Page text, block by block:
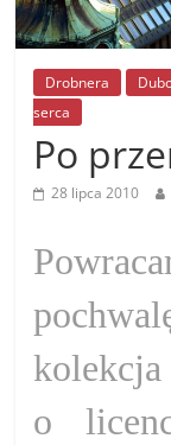
Drobnera
serca
Po
28 lipca 2010
o